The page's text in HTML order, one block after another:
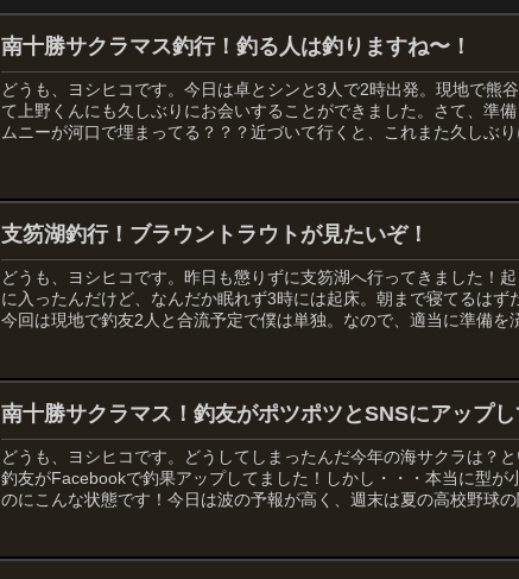
南十勝サクラマス釣行！釣る人は釣りますね〜！
どうも、ヨシヒコです。今日は卓とシンと3人で2時出発。現地で熊
て上野くんにも久しぶりにお会いすることができました。さて、準
ムニーが河口で埋まってる？？？近づいて行くと、これまた久しぶ
支笏湖釣行！ブラウントラウトが見たいぞ！
どうも、ヨシヒコです。昨日も懲りずに支笏湖へ行ってきました！
に入ったんだけど、なんだか眠れず3時には起床。朝まで寝てるはず
今回は現地で釣友2人と合流予定で僕は単独。なので、適当に準備を
南十勝サクラマス！釣友がポツポツとSNSにアップし
どうも、ヨシヒコです。どうしてしまったんだ今年の海サクラは？
釣友がFacebookで釣果アップしてました！しかし・・・本当に型が
のにこんな状態です！今日は波の予報が高く、週末は夏の高校野球の